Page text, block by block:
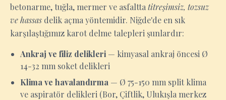
betonarme, tuğla, mermer ve asfaltta titreşimsiz, tozsuz
ve hassas delik açma yöntemidir. Niğde'de en sık
karşılaştığımız karot delme talepleri şunlardır:
Ankraj ve filiz delikleri — kimyasal ankraj öncesi Ø
14-32 mm soket delikleri
Klima ve havalandırma — Ø 75-150 mm split klima
ve aspiratör delikleri (Bor, Çiftlik, Ulukışla merkez